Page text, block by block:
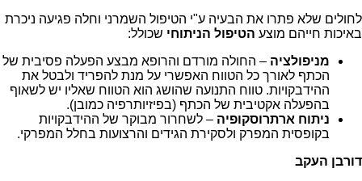
לחולים שלא פתרו את הבעיה ע"י הטיפול השמרני וחלה פגיעה ניכרת
באיכות חייהם מוצע הטיפול הניתוחי שכולל:
מניפולציה – החולה מורדם והרופא מבצע הפעלה פסיבית של
הכתף לאורך כל הטווח האפשרי על מנת להפריד ולבטל את
ההידבקויות. טווח התנועה שהושג הוא הטווח שאליו יש לשאוף
בהפעלה אקטיבית של הכתף (בפיזיותרפיה כמובן).
ניתוח ארתרוסקופיה – לשחרור מבוקר של ההידבקויות
בקופסית המפרק ולסקירת הגידים והרצועות בחלל המפרקי.
דורבן העקב